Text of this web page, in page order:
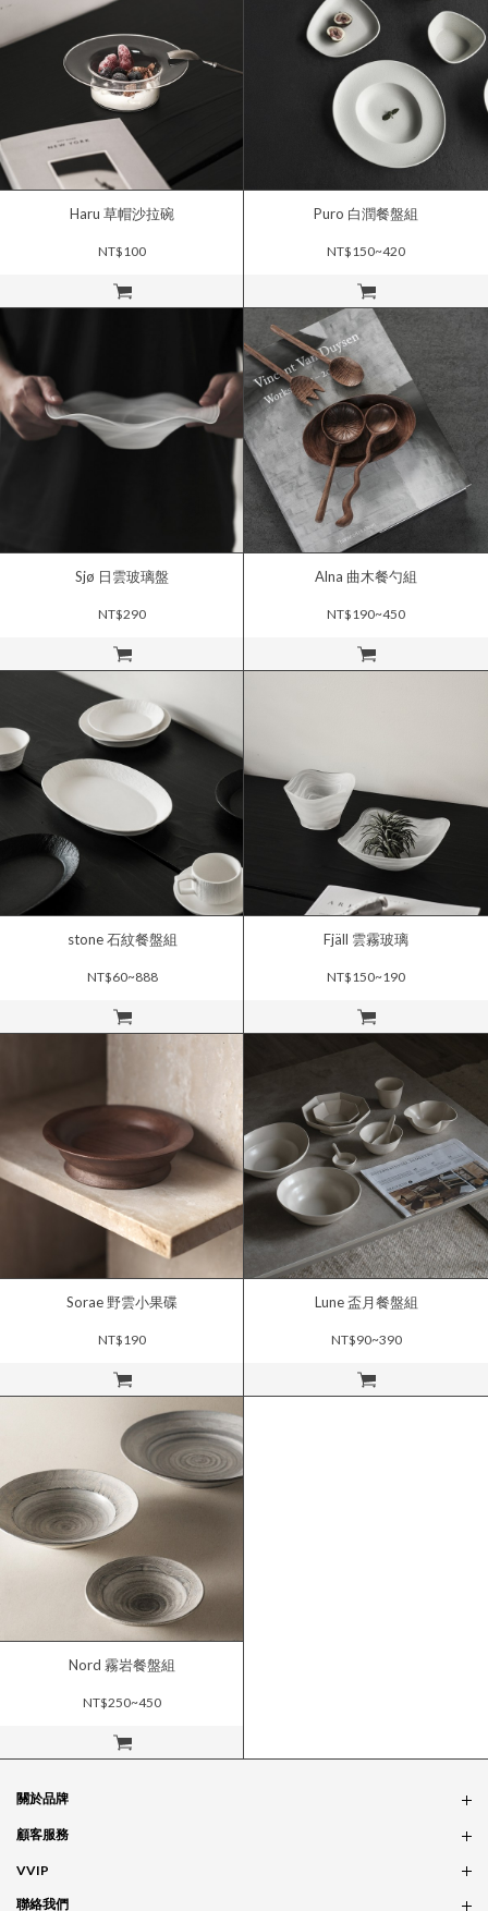
立即購買
Haru 草帽沙拉碗
NT$100
立即購買
Puro 白潤餐盤組
NT$150~420
立即購買
Sjø 日雲玻璃盤
NT$290
立即購買
Alna 曲木餐勺組
NT$190~450
立即購買
stone 石紋餐盤組
NT$60~888
立即購買
Fjäll 雲霧玻璃
NT$150~190
立即購買
Sorae 野雲小果碟
NT$190
立即購買
Lune 盃月餐盤組
NT$90~390
立即購買
Nord 霧岩餐盤組
NT$250~450
關於品牌
品牌概念
服務條款
實體門市
顧客服務
訂單問題
付款問題
VVIP
會員政策
聯絡我們